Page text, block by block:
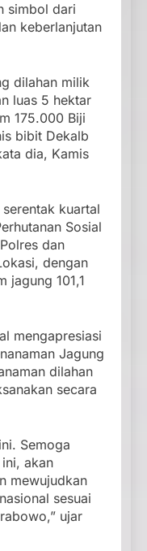
simbol dari
keberlanjutan
dilahan milik
luas 5 hektar
175.000 Biji
bibit Dekalb
dia, Kamis
kuartal
Sosial
dan
dengan
jagung 101,1
mengapresiasi
Jagung
dilahan
secara
Semoga
akan
mewujudkan
sesuai
ujar